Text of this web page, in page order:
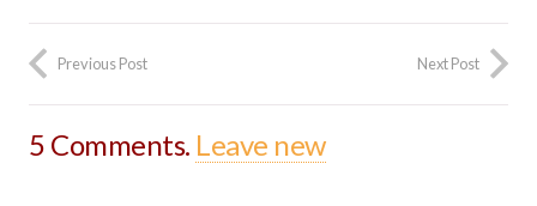
Previous Post Next Post
5 Comments. Leave new